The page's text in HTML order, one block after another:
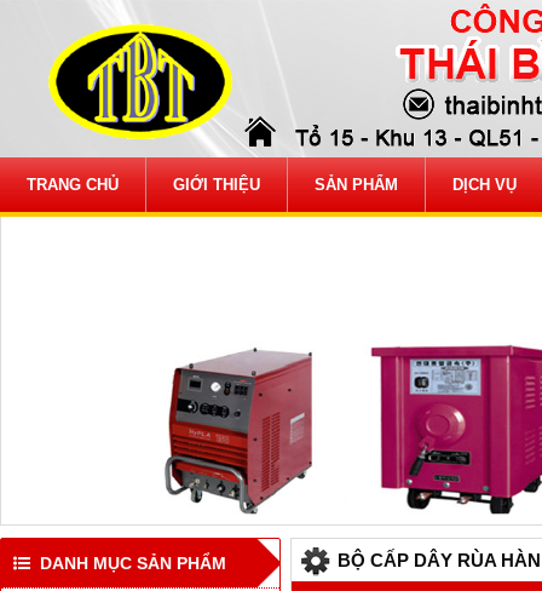
TRANG CHỦ GIỚI THIỆU SẢN PHẨM DỊCH VỤ
DANH MỤC SẢN PHẨM BỘ CẤP DÂY RÙA